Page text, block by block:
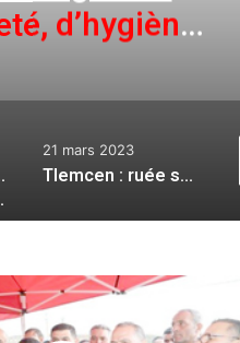
:
Tlemcen : ruée sur les magasins de vente des épices à Maghnia
15 novembre 2022
Mostaganem: